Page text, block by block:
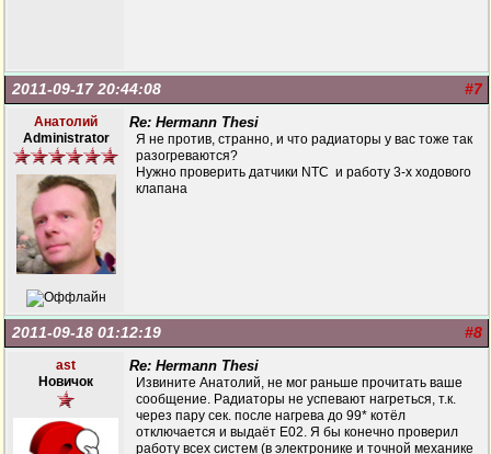
#7
2011-09-17 20:44:08
Анатолий
Administrator
Re: Hermann Thesi
Я не против, странно, и что радиаторы у вас тоже так
разогреваются?
Нужно проверить датчики NTC и работу 3-х ходового
клапана
#8
2011-09-18 01:12:19
ast
Новичок
Re: Hermann Thesi
Извините Анатолий, не мог раньше прочитать ваше
сообщение. Радиаторы не успевают нагреться, т.к.
через пару сек. после нагрева до 99* котёл
отключается и выдаёт Е02. Я бы конечно проверил
работу всех систем (в электронике и точной механике